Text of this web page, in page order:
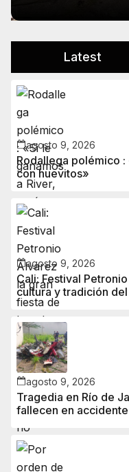
Latest
agosto 9, 2026
Rodallega polémico :
con huevitos»
agosto 9, 2026
Cali: Festival
cultura y tradición
agosto 9, 2026
Tragedia en Río de
fallecen en